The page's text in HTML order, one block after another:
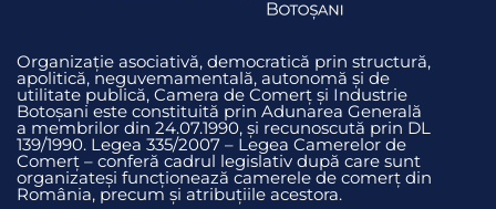
Organizație asociativă, democratică prin structură,
apolitică, neguvemamentală, autonomă și de
utilitate publică, Camera de Comerț și Industrie
Botoșani este constituită prin Adunarea Generală
a membrilor din 24.07.1990, și recunoscută prin DL
139/1990. Legea 335/2007 – Legea Camerelor de
Comerț – conferă cadrul legislativ după care sunt
organizateși funcționează camerele de comerț din
România, precum și atribuțiile acestora.